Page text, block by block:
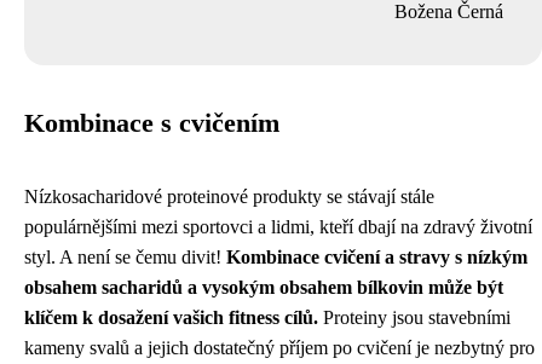
Božena Černá
Kombinace s cvičením
Nízkosacharidové proteinové produkty se stávají stále
populárnějšími mezi sportovci a lidmi, kteří dbají na zdravý životní
styl. A není se čemu divit! Kombinace cvičení a stravy s nízkým
obsahem sacharidů a vysokým obsahem bílkovin může být
klíčem k dosažení vašich fitness cílů. Proteiny jsou stavebními
kameny svalů a jejich dostatečný příjem po cvičení je nezbytný pro